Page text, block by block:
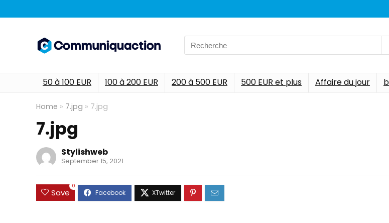
Search
for:
50 à 100 EUR 100 à 200 EUR 200 à 500 EUR 500 EUR et plus Affaire du jour
Home » 7.jpg » 7.jpg
7.jpg
Stylishweb
September 15, 2021
Save
0